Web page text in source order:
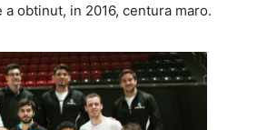
obtinut, in 2016, centura maro.